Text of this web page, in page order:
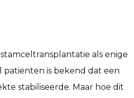
als enige
patiënten is bekend dat een
stabiliseerde. Maar hoe dit